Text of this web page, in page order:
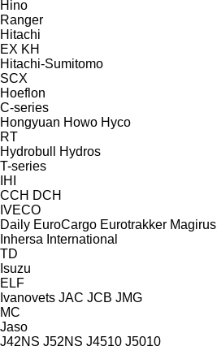
Hino
Ranger
Hitachi
EX KH
Hitachi-Sumitomo
SCX
Hoeflon
C-series
Hongyuan Howo Hyco
RT
Hydrobull
Hydros
T-series
IHI
CCH DCH
IVECO
Daily EuroCargo Eurotrakker Magirus
Inhersa International
TD
Isuzu
ELF
Ivanovets JAC JCB JMG
MC
Jaso
J42NS J52NS J4510 J5010